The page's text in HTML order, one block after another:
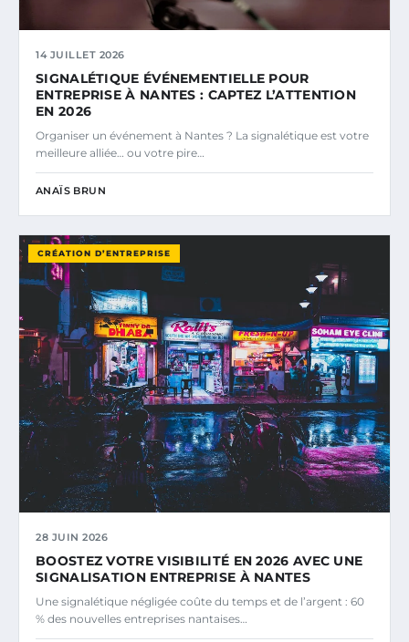
14 JUILLET 2026
SIGNALÉTIQUE ÉVÉNEMENTIELLE POUR
ENTREPRISE À NANTES : CAPTEZ L’ATTENTION
EN 2026
Organiser un événement à Nantes ? La signalétique est votre
meilleure alliée… ou votre pire…
ANAÏS BRUN
CRÉATION D’ENTREPRISE
28 JUIN 2026
BOOSTEZ VOTRE VISIBILITÉ EN 2026 AVEC UNE
SIGNALISATION ENTREPRISE À NANTES
Une signalétique négligée coûte du temps et de l’argent : 60
% des nouvelles entreprises nantaises…